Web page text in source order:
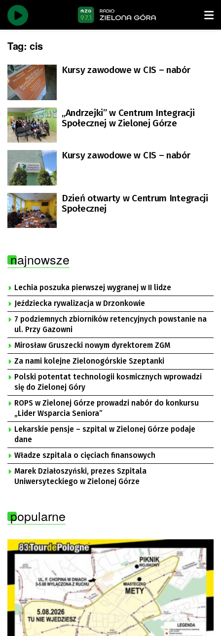
Tag: cis
Kursy zawodowe w CIS – nabór
„Andrzejki” w Centrum Integracji
Społecznej w Zielonej Górze
Kursy zawodowe w CIS – nabór
Dzień otwarty w Centrum Integracji
Społecznej
najnowsze
Lechia poszuka pierwszej wygranej w II lidze
Jeździecka rywalizacja w Drzonkowie
7 podziemnych zbiorników retencyjnych powstanie na
ul. Przy Gazowni
Mirosław Gruszecki nowym dyrektorem ZGM
Za nami kolejne Zielonogórskie Szeptanki
Polski potentat technologii kosmicznych wprowadzi
się do Zielonej Góry
ROPS w Zielonej Górze prowadzi nabór do konkursu
„Lider Wsparcia Seniora”
Lekarskie pensje – szpital w Zielonej Górze podaje
dane
Władze szpitala o cięciach finansowych
Marek Działoszyński, prezes Szpitala
Uniwersyteckiego w Zielonej Górze
popularne